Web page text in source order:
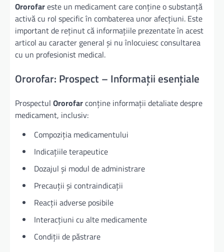
Ororofareste un medicament care conține o substanță
activă cu rol specific în combaterea unor afecțiuni. Este
important de reținut că informațiile prezentate în acest
articol au caracter general și nu înlocuiesc consultarea
cu un profesionist medical.
Ororofar: Prospect – Informații esențiale
Prospectul Ororofarconține informații detaliate despre
medicament, inclusiv:
Compoziția medicamentului
Indicațiile terapeutice
Dozajul și modul de administrare
Precauții și contraindicații
Reacții adverse posibile
Interacțiuni cu alte medicamente
Condiții de păstrare